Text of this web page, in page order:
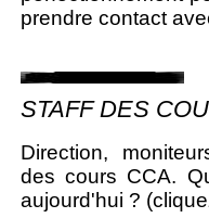
prendre contact
STAFF DES
Direction,
des cours CCA.
aujourd'hui ?